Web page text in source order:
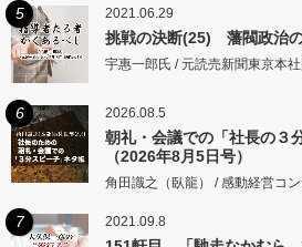
5 2021.06.29
挑戦の決断(25) 藩閥政治
宇惠一郎氏 / 元読売新聞東京本
6 2026.08.5
朝礼・会議での「社長の３
（2026年8月5日号）
角田識之（臥龍） / 感動経営コ
7 2021.09.8